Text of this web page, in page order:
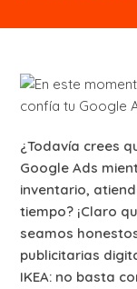
¿Todavía crees
Google Ads
inventario,
tiempo? ¡Claro
seamos
publicitarias
IKEA: no basta